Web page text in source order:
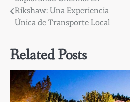
de
Rikshaw: Una Experiencia
Única de Transporte Local
Related Posts